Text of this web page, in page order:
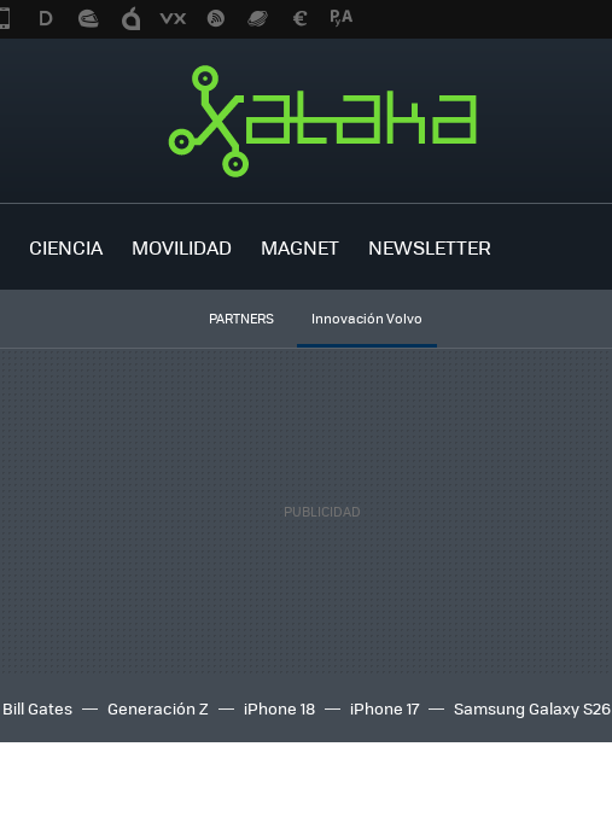
CIENCIA MOVILIDAD MAGNET NEWSLETTER
PARTNERS Innovación Volvo
Bill Gates Generación Z iPhone 18 iPhone 17 Samsung Galaxy S26